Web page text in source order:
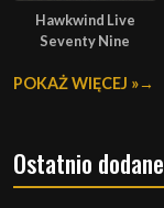
Hawkwind Live
Seventy Nine
POKAŻ WIĘCEJ »
Ostatnio dodane